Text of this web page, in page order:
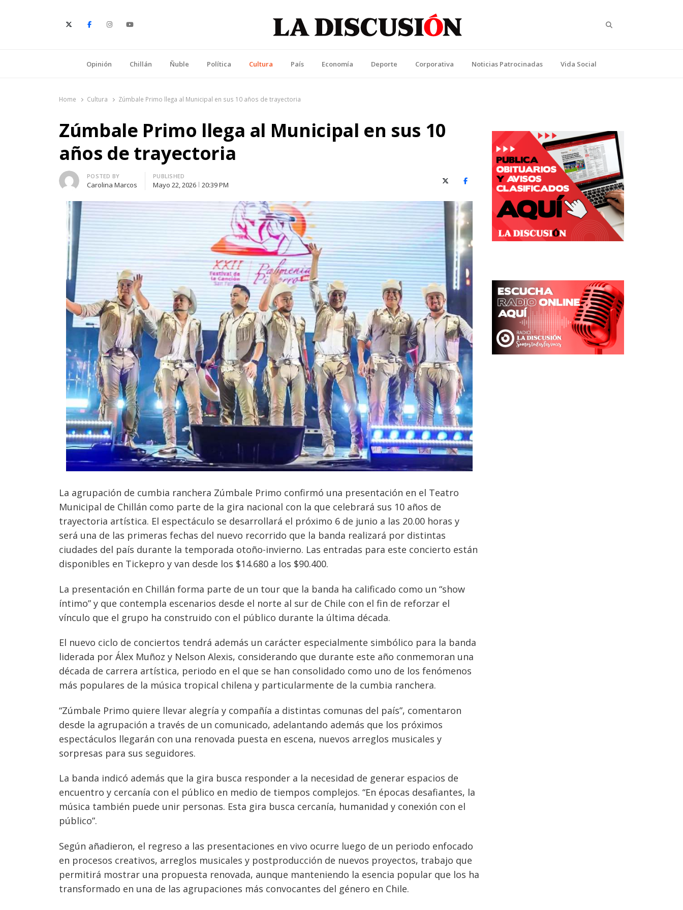
Opinión Chillán Ñuble Política Cultura País Economía Deporte Corporativa Noticias Patrocinadas Vida Social
Home Cultura Zúmbale Primo llega al Municipal en sus 10 años de trayectoria
Zúmbale Primo llega al Municipal en sus 10
años de trayectoria
Author
POSTED BY
Carolina Marcos
PUBLISHED
Mayo 22, 2026 20:39 PM X (Twitter)Facebook
La agrupación de cumbia ranchera Zúmbale Primo confirmó una presentación en el Teatro
Municipal de Chillán como parte de la gira nacional con la que celebrará sus 10 años de
trayectoria artística. El espectáculo se desarrollará el próximo 6 de junio a las 20.00 horas y
será una de las primeras fechas del nuevo recorrido que la banda realizará por distintas
ciudades del país durante la temporada otoño-invierno. Las entradas para este concierto están
disponibles en Tickepro y van desde los $14.680 a los $90.400.
La presentación en Chillán forma parte de un tour que la banda ha calificado como un “show
íntimo” y que contempla escenarios desde el norte al sur de Chile con el fin de reforzar el
vínculo que el grupo ha construido con el público durante la última década.
El nuevo ciclo de conciertos tendrá además un carácter especialmente simbólico para la banda
liderada por Álex Muñoz y Nelson Alexis, considerando que durante este año conmemoran una
década de carrera artística, periodo en el que se han consolidado como uno de los fenómenos
más populares de la música tropical chilena y particularmente de la cumbia ranchera.
“Zúmbale Primo quiere llevar alegría y compañía a distintas comunas del país”, comentaron
desde la agrupación a través de un comunicado, adelantando además que los próximos
espectáculos llegarán con una renovada puesta en escena, nuevos arreglos musicales y
sorpresas para sus seguidores.
La banda indicó además que la gira busca responder a la necesidad de generar espacios de
encuentro y cercanía con el público en medio de tiempos complejos. “En épocas desafiantes, la
música también puede unir personas. Esta gira busca cercanía, humanidad y conexión con el
público”.
Según añadieron, el regreso a las presentaciones en vivo ocurre luego de un periodo enfocado
en procesos creativos, arreglos musicales y postproducción de nuevos proyectos, trabajo que
permitirá mostrar una propuesta renovada, aunque manteniendo la esencia popular que los ha
transformado en una de las agrupaciones más convocantes del género en Chile.
Navegación